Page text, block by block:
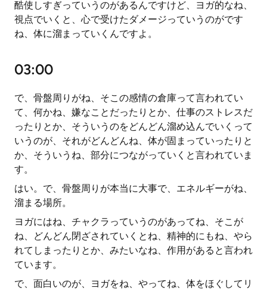
酷使しすぎっていうのがあるんですけど、ヨガ的なね、
視点でいくと、心で受けたダメージっていうのがです
ね、体に溜まっていくんですよ。
03:00
で、骨盤周りがね、そこの感情の倉庫って言われてい
て、何かね、嫌なことだったりとか、仕事のストレスだ
ったりとか、そういうのをどんどん溜め込んでいくって
いうのが、それがどんどんね、体が固まっていったりと
か、そういうね、部分につながっていくと言われていま
す。
はい。で、骨盤周りが本当に大事で、エネルギーがね、
溜まる場所。
ヨガにはね、チャクラっていうのがあってね、そこが
ね、どんどん閉ざされていくとね、精神的にもね、やら
れてしまったりとか、みたいなね、作用があると言われ
ています。
で、面白いのが、ヨガをね、やってね、体をほぐしてリ